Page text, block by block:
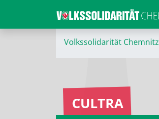
Volkssolidarität Chemnitz
CULTRA